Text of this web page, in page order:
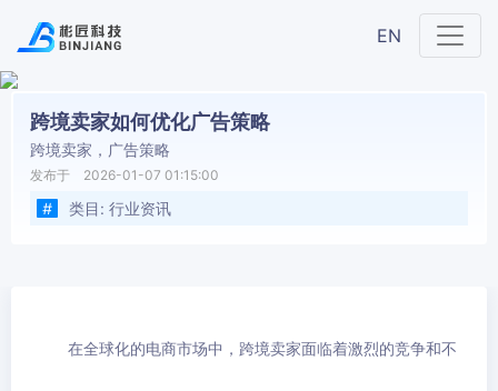
EN
跨境卖家如何优化广告策略
跨境卖家，广告策略
发布于 2026-01-07 01:15:00
# 类目: 行业资讯
在全球化的电商市场中，跨境卖家面临着激烈的竞争和不